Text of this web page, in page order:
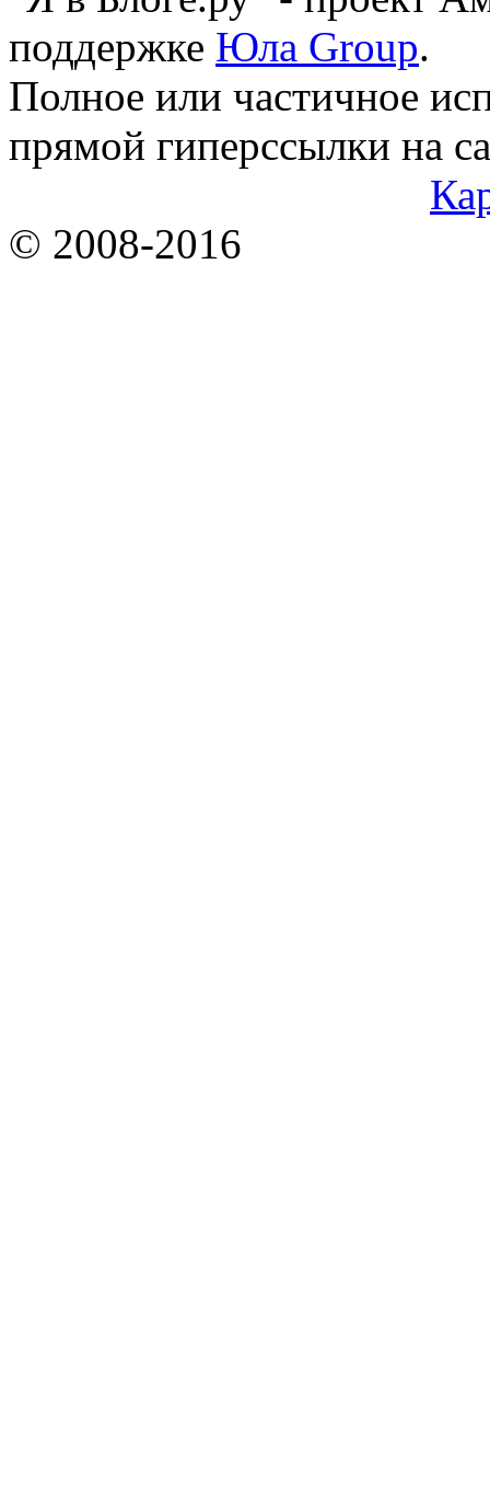
поддержке Юла Group.
Полное или частичное
прямой гиперссылки на
© 2008-2016